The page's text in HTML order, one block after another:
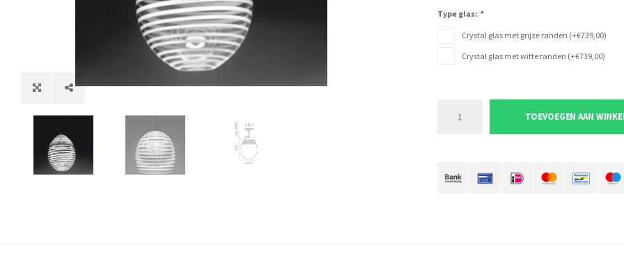
Type glas: *
Crystal glas met grijze randen (+€739,00)
Crystal glas met witte randen (+€739,00)
TOEVOEGEN AAN